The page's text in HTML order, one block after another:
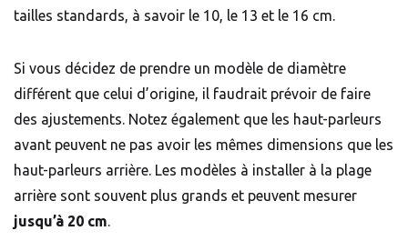
tailles standards, à savoir le 10, le 13 et le 16 cm.
Si vous décidez de prendre un modèle de diamètre
différent que celui d’origine, il faudrait prévoir de faire
des ajustements. Notez également que les haut-parleurs
avant peuvent ne pas avoir les mêmes dimensions que les
haut-parleurs arrière. Les modèles à installer à la plage
arrière sont souvent plus grands et peuvent mesurer
jusqu’à 20 cm.